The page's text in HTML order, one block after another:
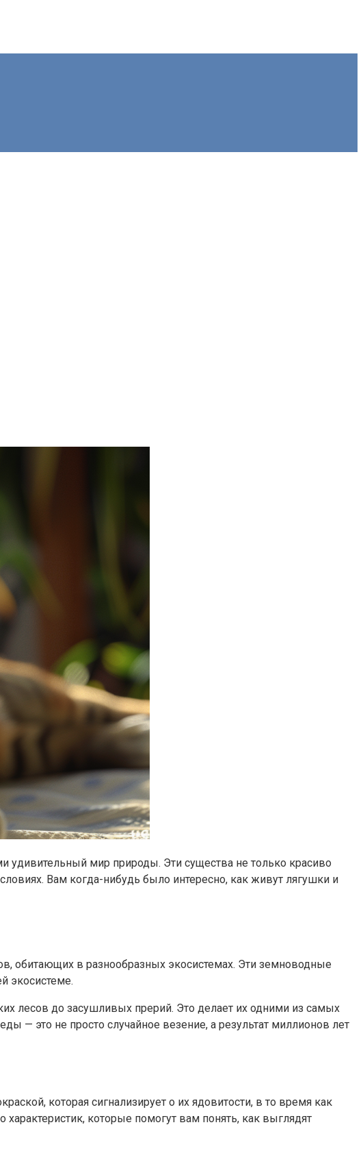
удивительный мир природы. Эти существа не только красиво
Вам когда-нибудь было интересно, как живут лягушки и
обитающих в разнообразных экосистемах. Эти земноводные
экосистеме.
лесов до засушливых прерий. Это делает их одними из самых
— это не просто случайное везение, а результат миллионов лет
которая сигнализирует о их ядовитости, в то время как
которые помогут вам понять, как выглядят